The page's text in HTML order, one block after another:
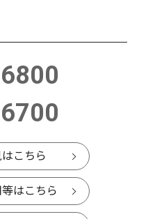
こちら
はこちら